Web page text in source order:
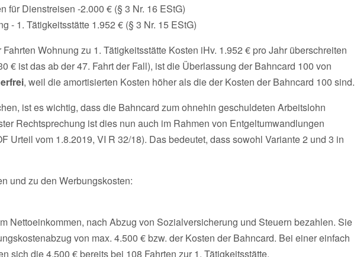
für Dienstreisen -2.000 € (§ 3 Nr. 16 EStG)
- 1. Tätigkeitsstätte 1.952 € (§ 3 Nr. 15 EStG)
Wohnung zu 1. Tätigkeitsstätte Kosten iHv. 1.952 € pro Jahr überschreiten
€ ist das ab der 47. Fahrt der Fall), ist die Überlassung der Bahncard 100 von
, weil die amortisierten Kosten höher als die der Kosten der Bahncard 100 sind.
ist es wichtig, dass die Bahncard zum ohnehin geschuldeten Arbeitslohn
Rechtsprechung ist dies nun auch im Rahmen von Entgeltumwandlungen
Urteil vom 1.8.2019, VI R 32/18). Das bedeutet, dass sowohl Variante 2 und 3 in
und zu den Werbungskosten:
Nettoeinkommen, nach Abzug von Sozialversicherung und Steuern bezahlen. Sie
von max. 4.500 € bzw. der Kosten der Bahncard. Bei einer einfach
sich die 4.500 € bereits bei 108 Fahrten zur 1. Tätigkeitsstätte.